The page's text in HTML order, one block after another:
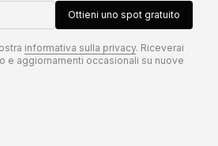
Ottieni uno spot gratuito
informativa sulla privacy. Riceverai
e aggiornamenti occasionali su nuove